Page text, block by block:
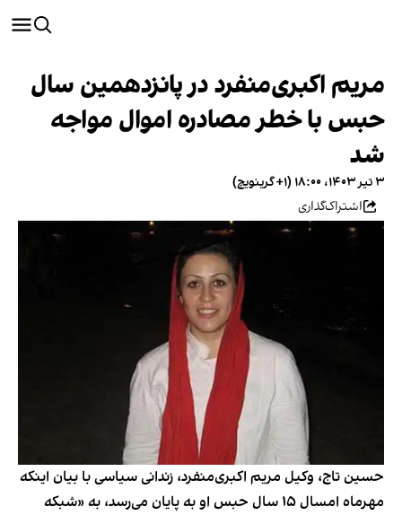
مریم اکبری‌منفرد در پانزدهمین سال
حبس با خطر مصادره اموال مواجه
شد
۳ تیر ۱۴۰۳، ۱۸:۰۰ (‎+۱ گرینویچ)
اشتراک‌گذاری
حسین تاج، وکیل مریم اکبری‌منفرد، زندانی سیاسی با بیان اینکه
مهرماه امسال ۱۵ سال حبس او به پایان می‌رسد، به «شبکه